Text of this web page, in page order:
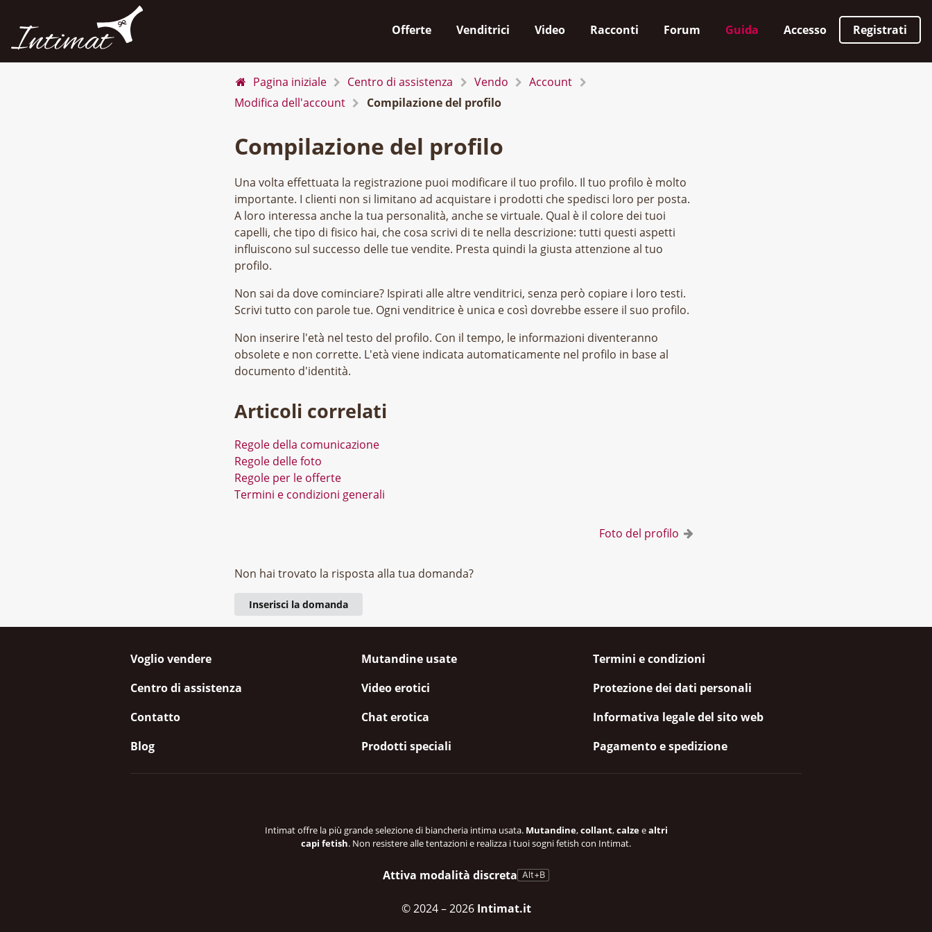
Offerte Venditrici Video Racconti Forum Guida Accesso Registrati
Pagina iniziale Centro di assistenza Vendo
Account
Modifica dell'account
Compilazione del profilo
Compilazione del profilo
Una volta effettuata la registrazione puoi modificare il tuo profilo. Il tuo profilo è molto
importante. I clienti non si limitano ad acquistare i prodotti che spedisci loro per posta.
A loro interessa anche la tua personalità, anche se virtuale. Qual è il colore dei tuoi
capelli, che tipo di fisico hai, che cosa scrivi di te nella descrizione: tutti questi aspetti
influiscono sul successo delle tue vendite. Presta quindi la giusta attenzione al tuo
profilo.
Non sai da dove cominciare? Ispirati alle altre venditrici, senza però copiare i loro testi.
Scrivi tutto con parole tue. Ogni venditrice è unica e così dovrebbe essere il suo profilo.
Non inserire l'età nel testo del profilo. Con il tempo, le informazioni diventeranno
obsolete e non corrette. L'età viene indicata automaticamente nel profilo in base al
documento d'identità.
Articoli correlati
Regole della comunicazione
Regole delle foto
Regole per le offerte
Termini e condizioni generali
Foto del profilo
Non hai trovato la risposta alla tua domanda?
Inserisci la domanda
Voglio vendere
Centro di assistenza
Contatto
Blog
Mutandine usate
Video erotici
Chat erotica
Prodotti speciali
Termini e condizioni
Protezione dei dati personali
Informativa legale del sito web
Pagamento e spedizione
Intimat offre la più grande selezione di biancheria intima usata. Mutandine,collant,calzeealtri
capi fetish. Non resistere alle tentazioni e realizza i tuoi sogni fetish con Intimat.
Attiva modalità discreta Alt+B
© 2024– 2026 Intimat.it